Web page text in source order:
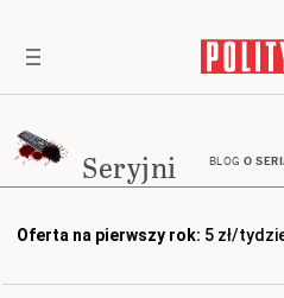
Seryjni BLOG O
Oferta na pierwszy rok: 5 zł/